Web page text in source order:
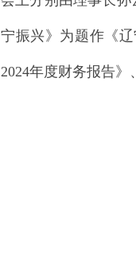
宁振兴》为题作《
2024年度财务报告